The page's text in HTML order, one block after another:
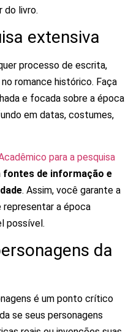
do livro.
extensiva
processo de escrita,
romance histórico. Faça
e focada sobre a época
em datas, costumes,
para a pesquisa
fontes de informação e
. Assim, você garante a
a época
possível.
da
é um ponto crítico
se seus personagens